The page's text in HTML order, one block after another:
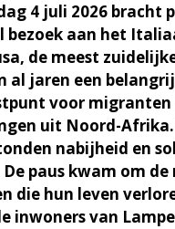
4 juli 2026 bracht
bezoek aan het
de meest
al jaren een
voor migranten
uit Noord-
nabijheid en
paus kwam om
die hun leven
inwoners van